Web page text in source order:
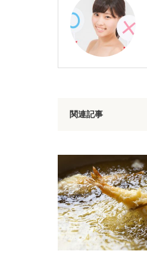
関連記事